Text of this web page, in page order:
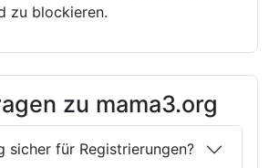
zu blockieren.
zu mama3.org
sicher für Registrierungen?